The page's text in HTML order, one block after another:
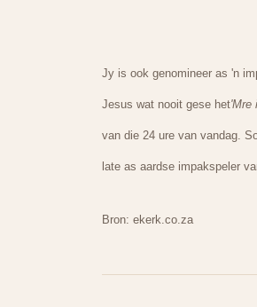
Jy is ook genomineer as 'n
Jesus wat nooit gese het'Mre
van die 24 ure van vandag.
late as aardse impakspeler
Bron: ekerk.co.za